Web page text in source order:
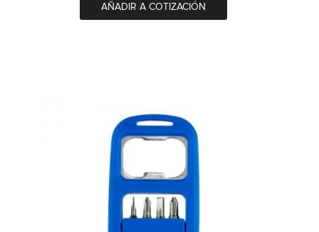
AÑADIR A COTIZACIÓN